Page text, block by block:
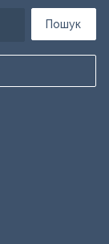
Пошук